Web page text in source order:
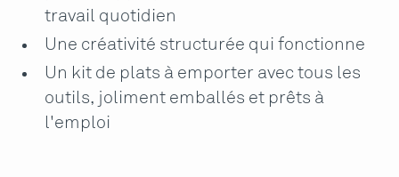
travail quotidien
Une créativité structurée qui fonctionne
Un kit de plats à emporter avec tous les
outils, joliment emballés et prêts à
l'emploi